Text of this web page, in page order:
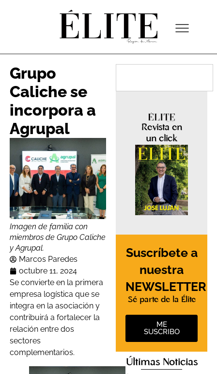
Grupo
Caliche se
incorpora a
Agrupal
Imagen de familia con
miembros de Grupo Caliche
y Agrupal.
Marcos Paredes
octubre 11, 2024
Se convierte en la primera
empresa logística que se
integra en la asociación y
contribuirá a fortalecer la
relación entre dos
sectores
complementarios.
Revista en
un click
Suscríbete a
nuestra
NEWSLETTER
Sé parte de la Élite
ME
SUSCRIBO
Últimas Noticias